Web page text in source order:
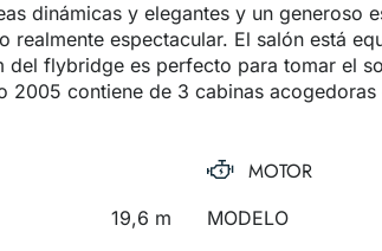
dinámicas y elegantes y un generoso
realmente espectacular. El salón está
del flybridge es perfecto para tomar el
2005 contiene de 3 cabinas
19,6 m
MOTOR
MODELO